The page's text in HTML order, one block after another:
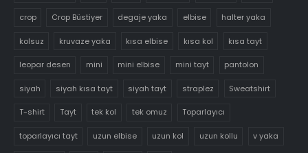
crop Crop Büstiyer degaje yaka elbise halter yaka
kolsuz kruvaze yaka kısa elbise kısa kol kısa tayt
leopar desen mini mini elbise mini tayt pantolon
siyah siyah kısa tayt siyah tayt straplez Sweatshirt
T-shirt Tayt tek kol tek omuz Toparlayıcı
toparlayıcı tayt uzun elbise uzun kol uzun kollu v yaka